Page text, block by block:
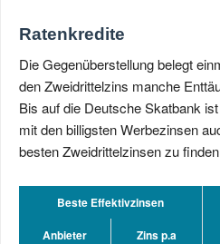
Ratenkredite
Die Gegenüberstellung belegt
den Zweidrittelzins manche
Bis auf die Deutsche Skatbank
mit den billigsten Werbezinsen
besten Zweidrittelzinsen zu
Beste Effektivzinsen
Anbieter
Zins p.a